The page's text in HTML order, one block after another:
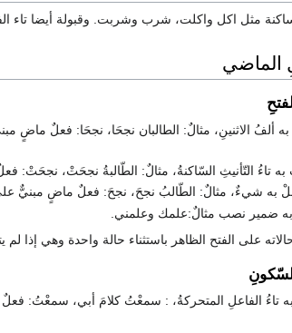
مثل اكل واكلت، شرب وشربت. وقبولة أيضا تاء
الماضي
به ألفُ الاثنينِ، مثالٌ: الطالبان نجحَا، نجحَا: فعلٌ
به تاءُ التّأنيثِ السّاكنةُ، مثالٌ: الطّالبةُ نجحَتْ، نجحَتْ:
به شيءٌ، مثالٌ: الطّالبُ نجحَ، نجحَ: فعلٌ ماضٍ مبنيٌّ
به ضمير نصب مثالٌ:علمك وعلمني.
على الفتح الظاهر باستثناء حالة واحدة وهي إذا
تاءُ الفاعلِ المتحركةُ، : سمعْتُ كلامَ أبي، سمعْتُ: